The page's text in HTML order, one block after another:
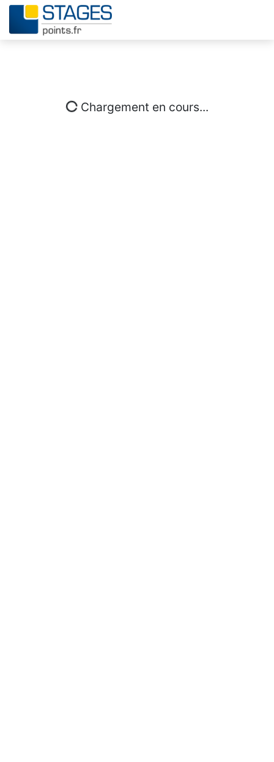
Chargement en cours...